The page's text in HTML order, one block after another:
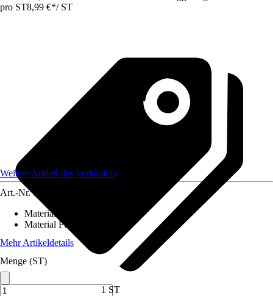
pro ST8,99 €*/ ST
Weitere Artikel des Verkäufers
Art.-Nr. 12584322
Material Bezug
Material Füllung
Mehr Artikeldetails
Menge (ST)
1 ST